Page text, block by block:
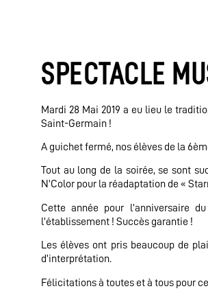
SPECTACLE
Mardi 28 Mai 2019 a eu lieu le
Saint-Germain !
A guichet fermé, nos élèves de la
Tout au long de la soirée, se sont
N’Color pour la réadaptation de «
Cette année pour l’anniversaire
l’établissement ! Succès garantie !
Les élèves ont pris beaucoup de
d’interprétation.
Félicitations à toutes et à tous pour